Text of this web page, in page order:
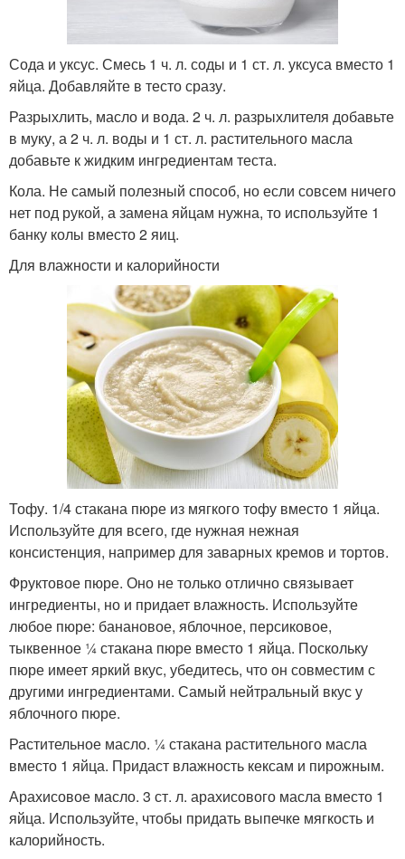
Сода и уксус. Смесь 1 ч. л. соды и 1 ст. л. уксуса вместо 1
яйца. Добавляйте в тесто сразу.
Разрыхлить, масло и вода. 2 ч. л. разрыхлителя добавьте
в муку, а 2 ч. л. воды и 1 ст. л. растительного масла
добавьте к жидким ингредиентам теста.
Кола. Не самый полезный способ, но если совсем ничего
нет под рукой, а замена яйцам нужна, то используйте 1
банку колы вместо 2 яиц.
Для влажности и калорийности
Тофу. 1/4 стакана пюре из мягкого тофу вместо 1 яйца.
Используйте для всего, где нужная нежная
консистенция, например для заварных кремов и тортов.
Фруктовое пюре. Оно не только отлично связывает
ингредиенты, но и придает влажность. Используйте
любое пюре: банановое, яблочное, персиковое,
тыквенное ¼ стакана пюре вместо 1 яйца. Поскольку
пюре имеет яркий вкус, убедитесь, что он совместим с
другими ингредиентами. Самый нейтральный вкус у
яблочного пюре.
Растительное масло. ¼ стакана растительного масла
вместо 1 яйца. Придаст влажность кексам и пирожным.
Арахисовое масло. 3 ст. л. арахисового масла вместо 1
яйца. Используйте, чтобы придать выпечке мягкость и
калорийность.